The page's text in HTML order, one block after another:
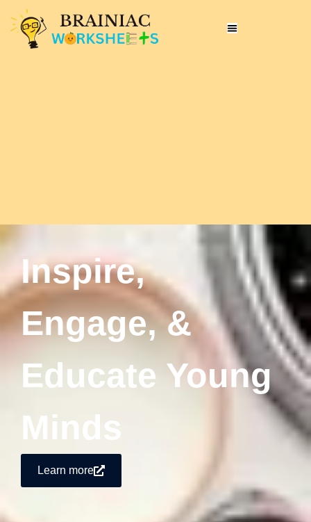
Inspire,
Engage, &
Educate Young
Minds
Learn more